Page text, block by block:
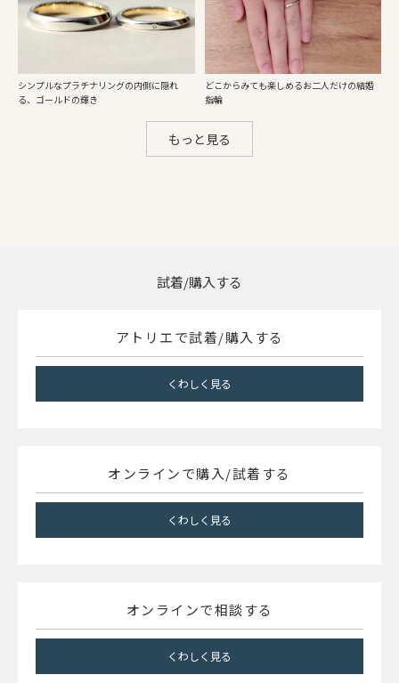
シンプルなプラチナリングの内側に隠れ
る、ゴールドの輝き
どこからみても楽しめるお二人だけの結婚
指輪
もっと見る
試着/購入する
アトリエで試着/購入する
くわしく見る
オンラインで購入/試着する
くわしく見る
オンラインで相談する
くわしく見る